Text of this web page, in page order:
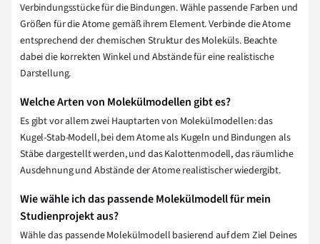
Verbindungsstücke für die Bindungen. Wähle passende Farben und
Größen für die Atome gemäß ihrem Element. Verbinde die Atome
entsprechend der chemischen Struktur des Moleküls. Beachte
dabei die korrekten Winkel und Abstände für eine realistische
Darstellung.
Welche Arten von Molekülmodellen gibt es?
Es gibt vor allem zwei Hauptarten von Molekülmodellen: das
Kugel-Stab-Modell, bei dem Atome als Kugeln und Bindungen als
Stäbe dargestellt werden, und das Kalottenmodell, das räumliche
Ausdehnung und Abstände der Atome realistischer wiedergibt.
Wie wähle ich das passende Molekülmodell für mein
Studienprojekt aus?
Wähle das passende Molekülmodell basierend auf dem Ziel Deines